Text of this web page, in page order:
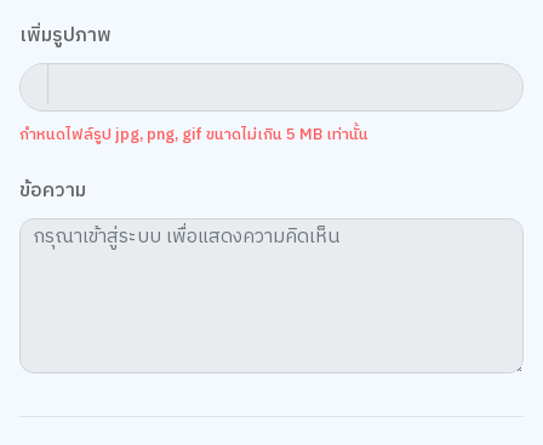
เพิ่มรูปภาพ
กำหนดไฟล์รูป jpg, png, gif ขนาดไม่เกิน 5 MB เท่านั้น
ข้อความ